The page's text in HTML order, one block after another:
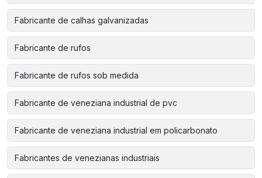
Fabricante de calhas galvanizadas
Fabricante de rufos
Fabricante de rufos sob medida
Fabricante de veneziana industrial de pvc
Fabricante de veneziana industrial em policarbonato
Fabricantes de venezianas industriais